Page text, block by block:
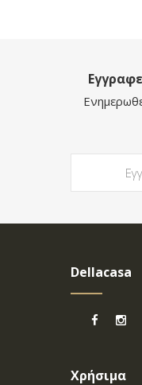
Dellacasa
Χρήσιμα